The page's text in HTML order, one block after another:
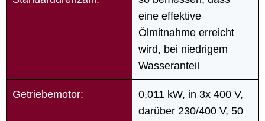
Getriebemotor:
eine effektive
Ölmitnahme erreicht
wird, bei niedrigem
Wasseranteil
0,011 kW, in 3x 400 V,
darüber 230/400 V, 50